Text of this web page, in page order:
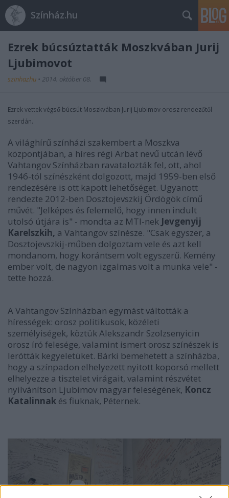
Színház.hu
Ezrek búcsúztatták Moszkvában Jurij
Ljubimovot
szinhazhu • 2014. október 08.
Ezrek vettek végső búcsút Moszkvában Jurij Ljubimov orosz rendezőtől
szerdán.
A világhírű színházi szakembert a Moszkva
központjában, a híres régi Arbat nevű utcán lévő
Vahtangov Színházban ravatalozták fel, ott, ahol
1946-tól színészként dolgozott, majd 1959-ben első
rendezésére is ott kapott lehetőséget. Ugyanott
rendezte 2012-ben Dosztojevszkij Ördögök című
művét. "Jelképes és felemelő, hogy innen indult
utolsó útjára is" - mondta az MTI-nek Jevgenyij
Karelszkih, a Vahtangov színésze. "Csak egyszer, a
Dosztojevszkij-műben dolgoztam vele és azt kell
mondanom, hogy korántsem volt egyszerű. Kemény
ember volt, de nagyon izgalmas volt a munka vele" -
tette hozzá.
A Vahtangov Színházban egymást váltották a
hírességek: orosz politikusok, közéleti
személyiségek, köztük Alekszandr Szolzsenyicin
orosz író felesége, valamint ismert orosz színészek is
lerótták kegyeletüket. Bárki bemehetett a színházba,
hogy a színpadon elhelyezett nyitott koporsó mellett
elhelyezze a tisztelet virágait, valamint részvétet
nyilvánítson Ljubimov magyar feleségének, Koncz
Katalinnak és fiuknak, Péternek.